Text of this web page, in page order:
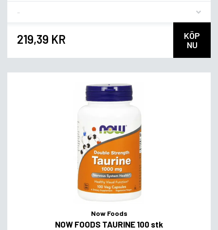
219,39 KR
KÖP
NU
Now Foods
NOW FOODS TAURINE 100 stk